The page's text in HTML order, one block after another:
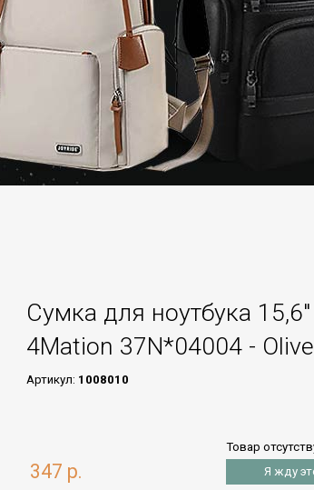
Сумка для ноутбука
4Mation 37N*04004 -
Артикул: 1008010
347 р.
Товар
Я жду